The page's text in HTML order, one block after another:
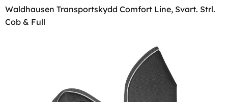
Waldhausen Transportskydd Comfort Line, Svart. Strl.
Cob & Full